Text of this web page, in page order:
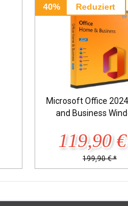
40% Reduziert
Microsoft Office
and Business
119,90
199,90 € *